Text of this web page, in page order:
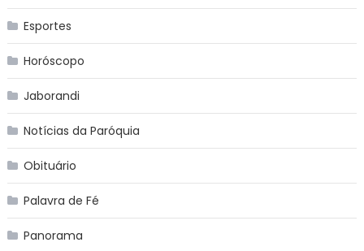
Esportes
Horóscopo
Jaborandi
Notícias da Paróquia
Obituário
Palavra de Fé
Panorama